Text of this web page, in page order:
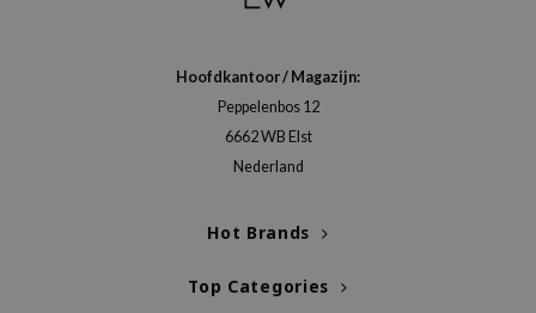
Hoofdkantoor / Magazijn:
Peppelenbos 12
6662 WB Elst
Nederland
Hot Brands
Top Categories